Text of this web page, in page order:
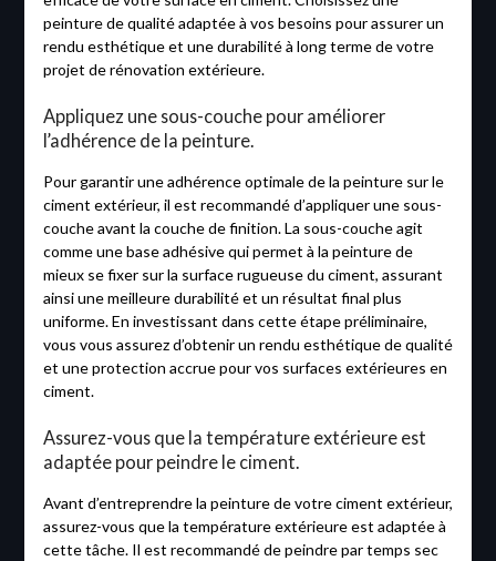
peinture de qualité adaptée à vos besoins pour assurer un
rendu esthétique et une durabilité à long terme de votre
projet de rénovation extérieure.
Appliquez une sous-couche pour améliorer
l’adhérence de la peinture.
Pour garantir une adhérence optimale de la peinture sur le
ciment extérieur, il est recommandé d’appliquer une sous-
couche avant la couche de finition. La sous-couche agit
comme une base adhésive qui permet à la peinture de
mieux se fixer sur la surface rugueuse du ciment, assurant
ainsi une meilleure durabilité et un résultat final plus
uniforme. En investissant dans cette étape préliminaire,
vous vous assurez d’obtenir un rendu esthétique de qualité
et une protection accrue pour vos surfaces extérieures en
ciment.
Assurez-vous que la température extérieure est
adaptée pour peindre le ciment.
Avant d’entreprendre la peinture de votre ciment extérieur,
assurez-vous que la température extérieure est adaptée à
cette tâche. Il est recommandé de peindre par temps sec